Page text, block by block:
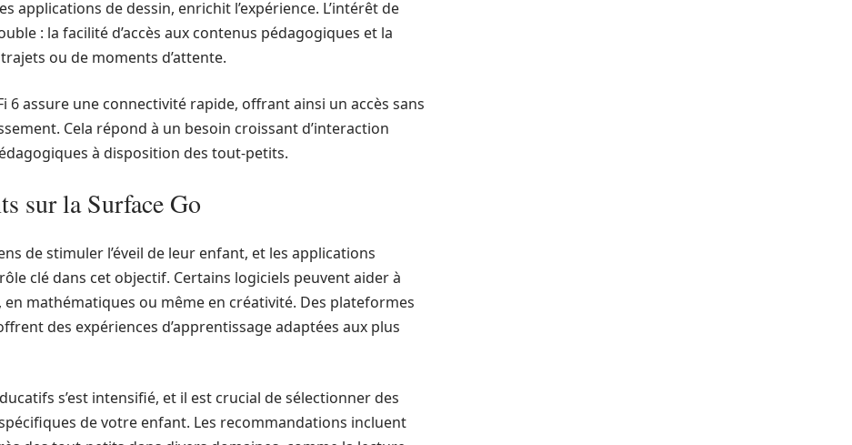
applications de dessin, enrichit l’expérience. L’intérêt de
: la facilité d’accès aux contenus pédagogiques et la
ou de moments d’attente.
6 assure une connectivité rapide, offrant ainsi un accès sans
Cela répond à un besoin croissant d’interaction
à disposition des tout-petits.
sur la Surface Go
de stimuler l’éveil de leur enfant, et les applications
clé dans cet objectif. Certains logiciels peuvent aider à
mathématiques ou même en créativité. Des plateformes
des expériences d’apprentissage adaptées aux plus
s’est intensifié, et il est crucial de sélectionner des
de votre enfant. Les recommandations incluent